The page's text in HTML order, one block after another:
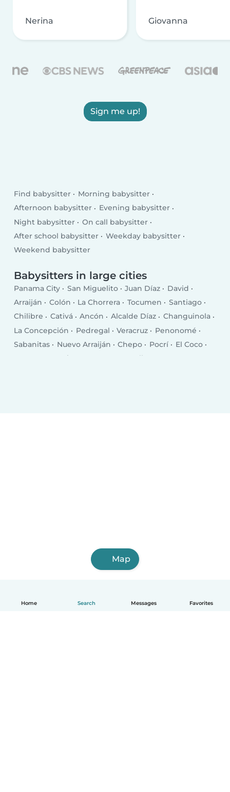
Home Search Messages Favorites
Nerina Giovanna
Sign me up!
Find babysitter
Morning babysitter
Afternoon babysitter
Evening babysitter
Night babysitter
On call babysitter
After school babysitter
Weekday babysitter
Weekend babysitter
Babysitters in large cities
Panama City San Miguelito Juan Díaz
David
Arraiján
Colón La Chorrera Tocumen
Santiago
Chilibre
Cativá Ancón Alcalde Díaz
Changuinola
La Concepción
Pedregal Veracruz
Penonomé
Sabanitas
Nuevo Arraiján Chepo Pocrí
El Coco
San Juan Bautista
Puerto Armuelles
Map